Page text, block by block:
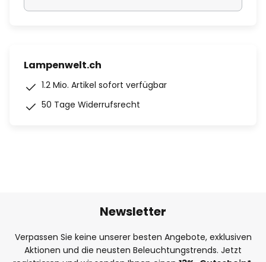
Lampenwelt.ch
1.2 Mio. Artikel sofort verfügbar
50 Tage Widerrufsrecht
Newsletter
Verpassen Sie keine unserer besten Angebote, exklusiven
Aktionen und die neusten Beleuchtungstrends. Jetzt